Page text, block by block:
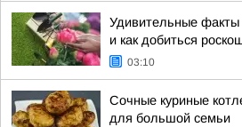
Удивительные факты
и как добиться
03:10
Сочные куриные
для большой семьи